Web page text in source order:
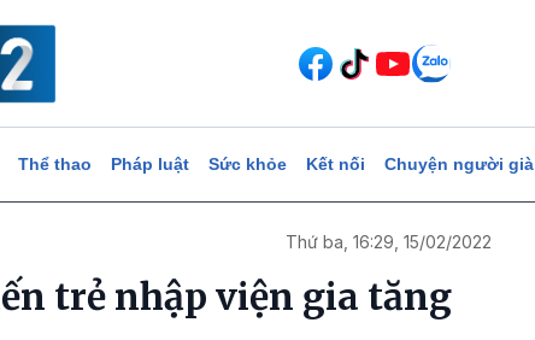
Thể thao Pháp luật Sức khỏe Kết nối Chuyện người già
Thứ ba, 16:29, 15/02/2022
trẻ nhập viện gia tăng